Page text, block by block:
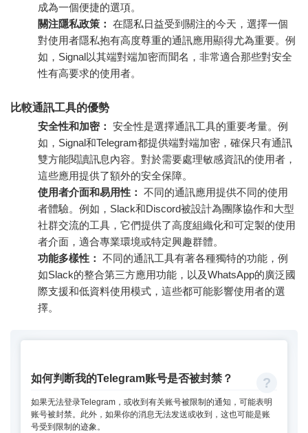
成為一個便捷的選項。
關注隱私政策： 在隱私日益受到關注的今天，選擇一個
對使用者隱私抱有高度尊重的通訊應用顯得尤為重要。例
如，Signal以其端對端加密而聞名，非常適合那些對安全
性有高要求的使用者。
比較通訊工具的優勢
安全性和加密： 安全性是選擇通訊工具的重要考量。例
如，Signal和Telegram都提供端對端加密，確保只有通訊
雙方能閱讀訊息內容。對於需要處理敏感資訊的使用者，
這些應用提供了額外的安全保障。
使用者介面和易用性： 不同的通訊應用提供不同的使用
者體驗。例如，Slack和Discord被設計為團隊協作和大型
社群交流的工具，它們提供了高度組織化和可定製的使用
者介面，適合專業環境或特定興趣群體。
功能多樣性： 不同的通訊工具有著各種獨特的功能，例
如Slack的整合第三方應用功能，以及WhatsApp的廣泛國
際支援和低資料使用模式，這些都可能影響使用者的選
擇。
如何判断我的Telegram账号是否被封禁？
如果无法登录Telegram，或收到有关账号被限制的通知，可能表明
账号被封禁。此外，如果你的消息无法发送或收到，这也可能是账
号受到限制的迹象。